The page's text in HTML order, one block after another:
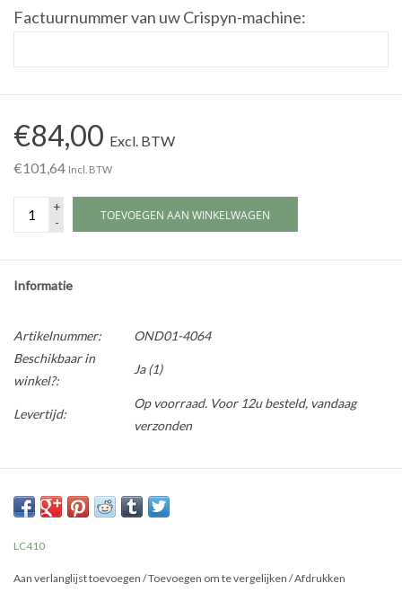
Factuurnummer van uw Crispyn-machine:
€84,00 Excl. BTW
€101,64 Incl. BTW
+
-
TOEVOEGEN AAN WINKELWAGEN
Informatie
Artikelnummer:
OND01-4064
Beschikbaar in
winkel?:
Ja(1)
Levertijd:
Op voorraad. Voor 12u besteld, vandaag
verzonden
LC410
Aan verlanglijst toevoegen /Toevoegen om te vergelijken /Afdrukken